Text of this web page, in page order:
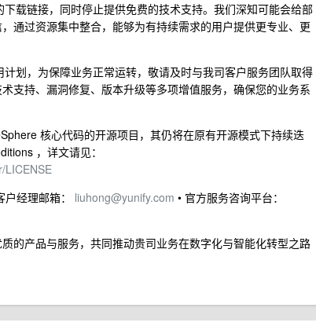
载链接，同时停止提供免费的技术支持。我们深知可能会给部
通过资源集中整合，能够为有持续需求的用户提供更专业、更
划，为保障业务正常运转，敬请及时与我司客户服务团队取得
支持、漏洞修复、版本升级等多项增值服务，确保您的业务系
核心代码的开源项目，其仍将在原有开源模式下持续迭
，详文请见：
LICENSE
经理邮箱： liuhong@yunify.com • 官方服务咨询平台：
的产品与服务，共同推动贵司业务在数字化与智能化转型之路